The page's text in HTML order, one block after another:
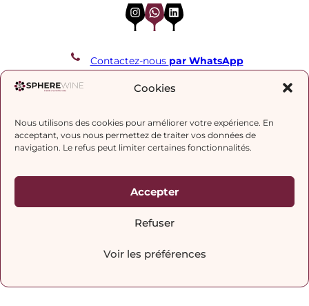
Cookies
Nous utilisons des cookies pour améliorer votre expérience. En
acceptant, vous nous permettez de traiter vos données de
navigation. Le refus peut limiter certaines fonctionnalités.
Accepter
Refuser
Voir les préférences
InstagramWhatsApp LinkedIn
Contactez-nous par WhatsApp
REJOIGNEZ NOTRE LISTE DE DIFFUSION
politique de confidentialité.